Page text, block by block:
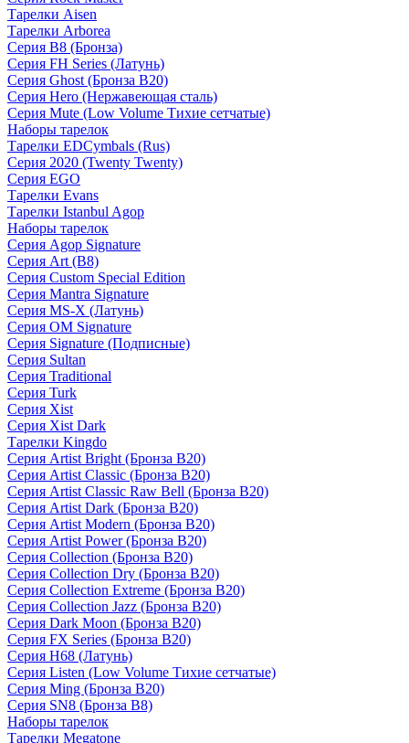
Тарелки Aisen
Тарелки Arborea
Серия B8 (Бронза)
Серия FH Series (Латунь)
Серия Ghost (Бронза B20)
Серия Hero (Нержавеющая сталь)
Серия Mute (Low Volume Тихие сетчатые)
Наборы тарелок
Тарелки EDCymbals (Rus)
Серия 2020 (Twenty Twenty)
Серия EGO
Тарелки Evans
Тарелки Istanbul Agop
Наборы тарелок
Серия Agop Signature
Серия Art (B8)
Серия Custom Special Edition
Серия Mantra Signature
Серия MS-X (Латунь)
Серия OM Signature
Серия Signature (Подписные)
Серия Sultan
Серия Traditional
Серия Turk
Серия Xist
Серия Xist Dark
Тарелки Kingdo
Серия Artist Bright (Бронза B20)
Серия Artist Classic (Бронза B20)
Серия Artist Classic Raw Bell (Бронза B20)
Серия Artist Dark (Бронза B20)
Серия Artist Modern (Бронза B20)
Серия Artist Power (Бронза B20)
Серия Collection (Бронза B20)
Серия Collection Dry (Бронза B20)
Серия Collection Extreme (Бронза B20)
Серия Collection Jazz (Бронза B20)
Серия Dark Moon (Бронза B20)
Серия FX Series (Бронза B20)
Серия H68 (Латунь)
Серия Listen (Low Volume Тихие сетчатые)
Серия Ming (Бронза B20)
Серия SN8 (Бронза B8)
Наборы тарелок
Тарелки Megatone